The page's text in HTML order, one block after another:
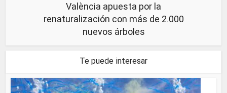
València apuesta por la
renaturalización con más de 2.000
nuevos árboles
Te puede interesar